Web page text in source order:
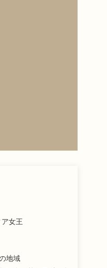
女王
地域